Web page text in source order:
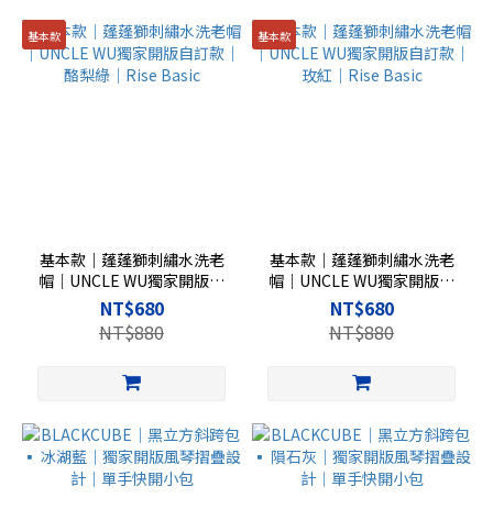
基本款
基本款｜蓬蓬獅刺繡水洗老
帽｜UNCLE WU獨家開版自
訂款｜酪梨綠｜Rise Basic
NT$680
NT$880
基本款
基本款｜蓬蓬獅刺繡水洗老
帽｜UNCLE WU獨家開版自
訂款｜玫紅｜Rise Basic
NT$680
NT$880